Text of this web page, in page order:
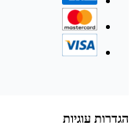
הגדרות עוגיות